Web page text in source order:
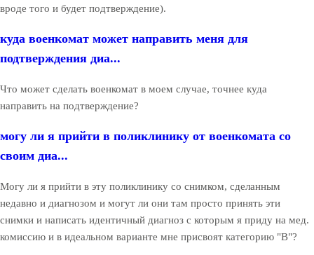
вроде того и будет подтверждение).
куда военкомат может направить меня для
подтверждения диа...
Что может сделать военкомат в моем случае, точнее куда
направить на подтверждение?
могу ли я прийти в поликлинику от военкомата со
своим диа...
Могу ли я прийти в эту поликлинику со снимком, сделанным
недавно и диагнозом и могут ли они там просто принять эти
снимки и написать идентичный диагноз с которым я приду на мед.
комиссию и в идеальном варианте мне присвоят категорию "В"?